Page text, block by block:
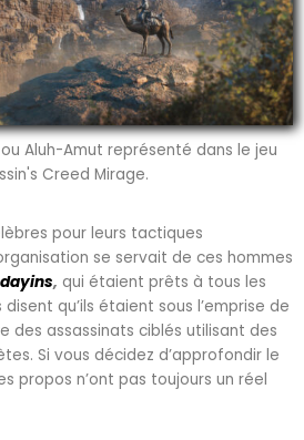
Aluh-Amut représenté dans le jeu
Creed Mirage.
pour leurs tactiques
se servait de ces hommes
, qui étaient prêts à tous les
qu’ils étaient sous l’emprise de
des assassinats ciblés utilisant des
Si vous décidez d’approfondir le
propos n’ont pas toujours un réel